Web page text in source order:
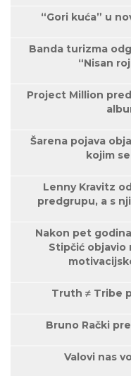
“Gori kuća” u
Banda turizma
“Nisan
Project Million
Šarena pojava
kojim
Lenny Kravitz
predgrupu, a s
Nakon pet
Stipčić objavio
Truth ≠ Tribe
Bruno Rački
Valovi nas